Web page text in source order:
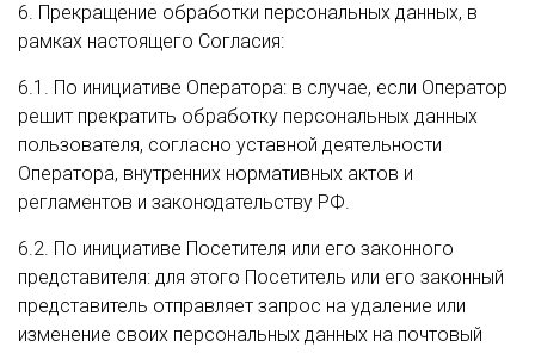
6. Прекращение обработки персональных данных, в
рамках настоящего Согласия:
6.1. По инициативе Оператора: в случае, если Оператор
решит прекратить обработку персональных данных
пользователя, согласно уставной деятельности
Оператора, внутренних нормативных актов и
регламентов и законодательству РФ.
6.2. По инициативе Посетителя или его законного
представителя: для этого Посетитель или его законный
представитель отправляет запрос на удаление или
изменение своих персональных данных на почтовый